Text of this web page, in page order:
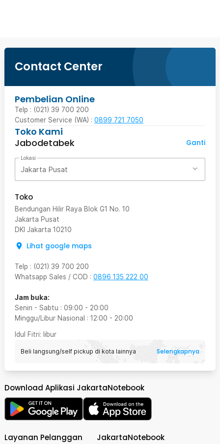
Contact Center
Pembelian Online
Telp : (021) 39 700 200
Customer Service (WA) : 0899 721 7050
Toko Kami
Jabodetabek
Ganti
Lokasi
Jakarta Pusat
Toko
Bendungan Hilir Raya Blok G1 No. 10
Jakarta Pusat
DKI Jakarta 10210
Lihat google maps
Telp : (021) 39 700 200
Whatsapp Sales / COD : 0896 135 222 00
Jam buka:
Senin - Sabtu : 09:00 - 20:00
Minggu/Libur Nasional : 12:00 - 20:00
Idul Fitri: libur
Beli langsung/self pickup di kota lainnya Selengkapnya
Download Aplikasi JakartaNotebook
Layanan Pelanggan JakartaNotebook